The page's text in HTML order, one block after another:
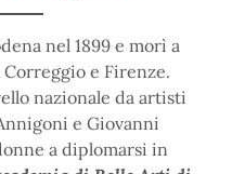
nel 1899 e morì a
e Firenze.
nazionale da artisti
e Giovanni
a diplomarsi in